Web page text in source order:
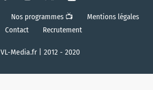
Nos programmes 📺
Mentions légales
Contact
Recrutement
VL-Media.fr | 2012 - 2020